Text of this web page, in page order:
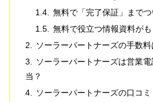
無料で「完了保証」までつ
無料で役立つ情報資料がも
ソーラーパートナーズの手数料
ソーラーパートナーズは営業
当？
ソーラーパートナーズの口コミ